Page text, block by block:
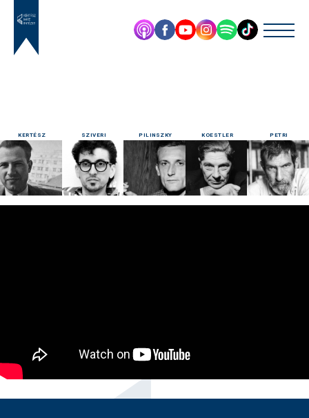
KERTÉSZ SZIVERI PILINSZKY KOESTLER PETRI